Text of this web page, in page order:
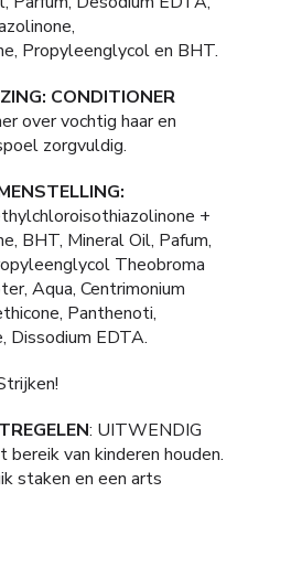
Propyleenglycol en BHT.
CONDITIONER
over vochtig haar en
zorgvuldig.
+
BHT, Mineral Oil, Pafum,
Theobroma
Aqua, Centrimonium
Panthenoti,
Dissodium EDTA.
: UITWENDIG
bereik van kinderen houden.
staken en een arts